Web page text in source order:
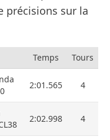
précisions sur la
Temps Tours
2:01.565 4
2:02.998 4